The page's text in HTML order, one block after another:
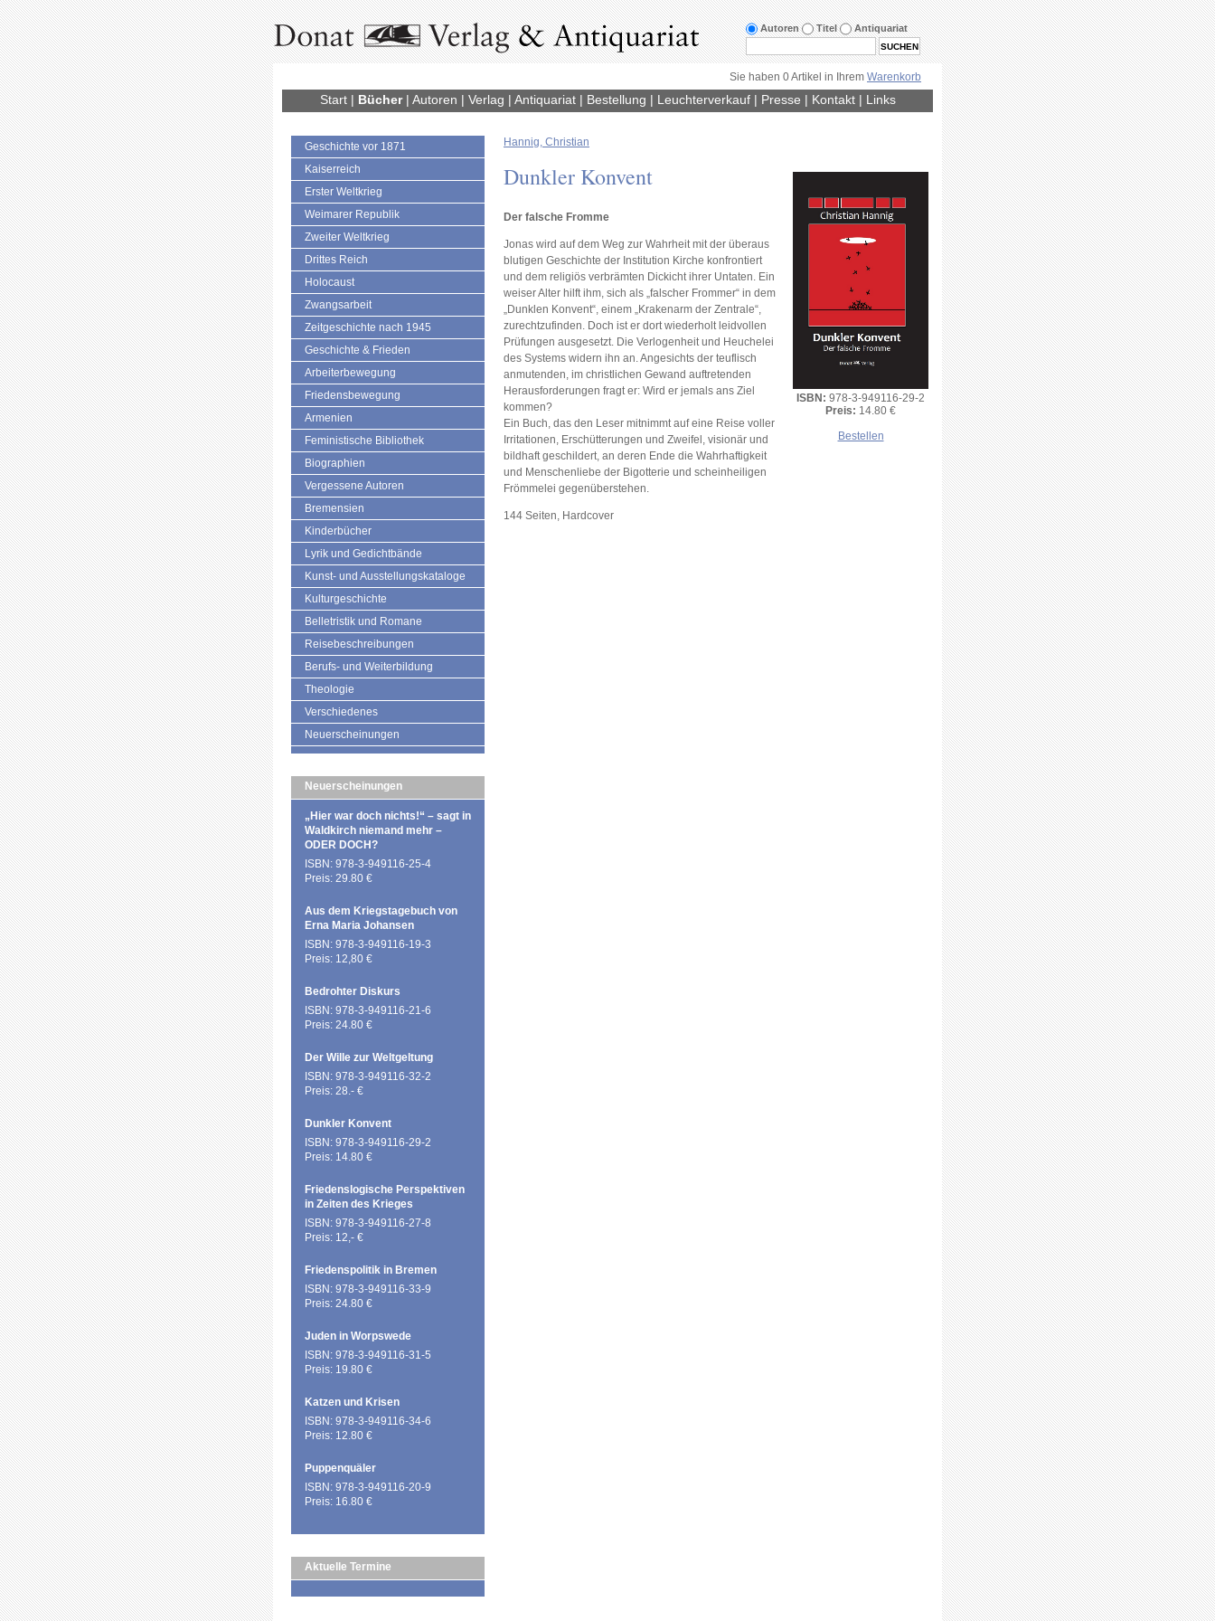
Autoren Titel Antiquariat
Sie haben 0 Artikel in Ihrem Warenkorb
Start| Bücher| Autoren | Verlag | Antiquariat| Bestellung | Leuchterverkauf| Presse | Kontakt| Links
Geschichte vor 1871
Kaiserreich
Erster Weltkrieg
Weimarer Republik
Zweiter Weltkrieg
Drittes Reich
Holocaust
Zwangsarbeit
Zeitgeschichte nach 1945
Geschichte & Frieden
Arbeiterbewegung
Friedensbewegung
Armenien
Feministische Bibliothek
Biographien
Vergessene Autoren
Bremensien
Kinderbücher
Lyrik und Gedichtbände
Kunst- und Ausstellungskataloge
Kulturgeschichte
Belletristik und Romane
Reisebeschreibungen
Berufs- und Weiterbildung
Theologie
Verschiedenes
Neuerscheinungen
Neuerscheinungen
„Hier war doch nichts!“ – sagt in
Waldkirch niemand mehr –
ODER DOCH?
ISBN: 978-3-949116-25-4
Preis: 29.80 €
Aus dem Kriegstagebuch von
Erna Maria Johansen
ISBN: 978-3-949116-19-3
Preis: 12,80 €
Bedrohter Diskurs
ISBN: 978-3-949116-21-6
Preis: 24.80 €
Der Wille zur Weltgeltung
ISBN: 978-3-949116-32-2
Preis: 28.- €
Dunkler Konvent
ISBN: 978-3-949116-29-2
Preis: 14.80 €
Friedenslogische Perspektiven
in Zeiten des Krieges
ISBN: 978-3-949116-27-8
Preis: 12,- €
Friedenspolitik in Bremen
ISBN: 978-3-949116-33-9
Preis: 24.80 €
Juden in Worpswede
ISBN: 978-3-949116-31-5
Preis: 19.80 €
Katzen und Krisen
ISBN: 978-3-949116-34-6
Preis: 12.80 €
Puppenquäler
ISBN: 978-3-949116-20-9
Preis: 16.80 €
Aktuelle Termine
Hannig, Christian
Dunkler Konvent
Der falsche Fromme
Jonas wird auf dem Weg zur Wahrheit mit der überaus
blutigen Geschichte der Institution Kirche konfrontiert
und dem religiös verbrämten Dickicht ihrer Untaten. Ein
weiser Alter hilft ihm, sich als „falscher Frommer“ in dem
„Dunklen Konvent“, einem „Krakenarm der Zentrale“,
zurechtzufinden. Doch ist er dort wiederholt leidvollen
Prüfungen ausgesetzt. Die Verlogenheit und Heuchelei
des Systems widern ihn an. Angesichts der teuflisch
anmutenden, im christlichen Gewand auftretenden
Herausforderungen fragt er: Wird er jemals ans Ziel
kommen?
Ein Buch, das den Leser mitnimmt auf eine Reise voller
Irritationen, Erschütterungen und Zweifel, visionär und
bildhaft geschildert, an deren Ende die Wahrhaftigkeit
und Menschenliebe der Bigotterie und scheinheiligen
Frömmelei gegenüberstehen.
144 Seiten, Hardcover
ISBN: 978-3-949116-29-2
Preis: 14.80 €
Bestellen